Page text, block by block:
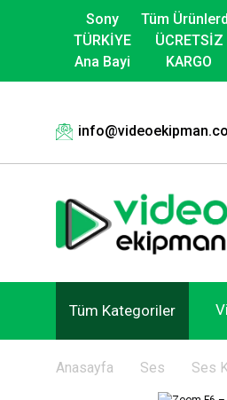
Sony
TÜRKİYE
Ana Bayi
Tüm
ÜCRETSİZ
KARGO
Tüm Kategoriler
Anasayfa Ses Ses